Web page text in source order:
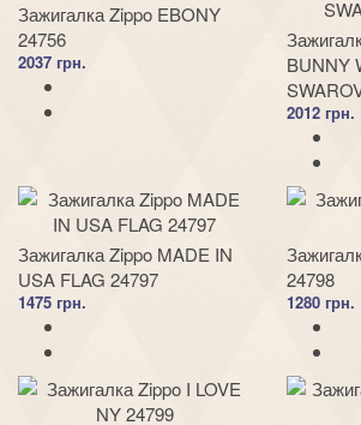
Зажигалка Zippo EBONY
24756
2037 грн.
BUNNY
2012 грн.
Зажигалка Zippo MADE IN
USA FLAG 24797
1475 грн.
24798
1280 грн.